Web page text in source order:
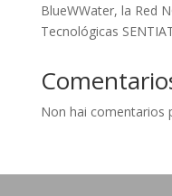
BlueWWater, la Red
Tecnológicas
Non hai comentarios